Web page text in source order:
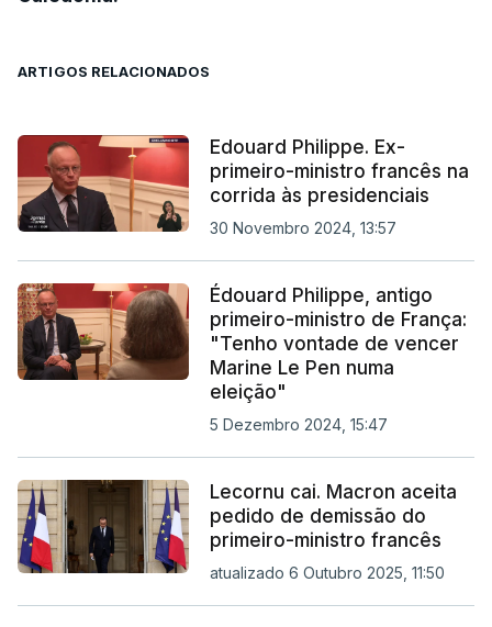
ARTIGOS RELACIONADOS
Edouard Philippe. Ex-
primeiro-ministro francês na
corrida às presidenciais
30 Novembro 2024, 13:57
Édouard Philippe, antigo
primeiro-ministro de França:
"Tenho vontade de vencer
Marine Le Pen numa
eleição"
5 Dezembro 2024, 15:47
Lecornu cai. Macron aceita
pedido de demissão do
primeiro-ministro francês
atualizado 6 Outubro 2025, 11:50